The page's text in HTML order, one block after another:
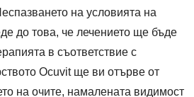
на условията на
до това, че лечението ще бъде
в съответствие с
Ocuvit ще ви отърве от
на очите, намалената видимост